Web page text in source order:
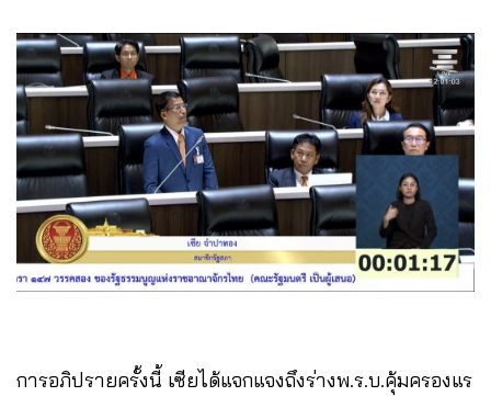
การอภิปรายครั้งนี้ เซียได้แจกแจงถึงร่างพ.ร.บ.คุ้มครองแร